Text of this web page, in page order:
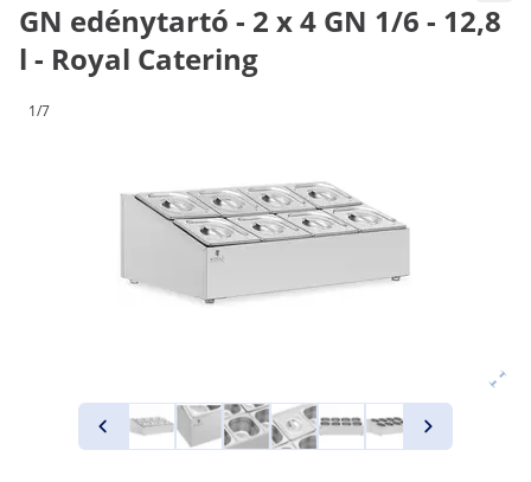
GN edénytartó - 2 x 4 GN 1/6 - 12,8
l - Royal Catering
1/7